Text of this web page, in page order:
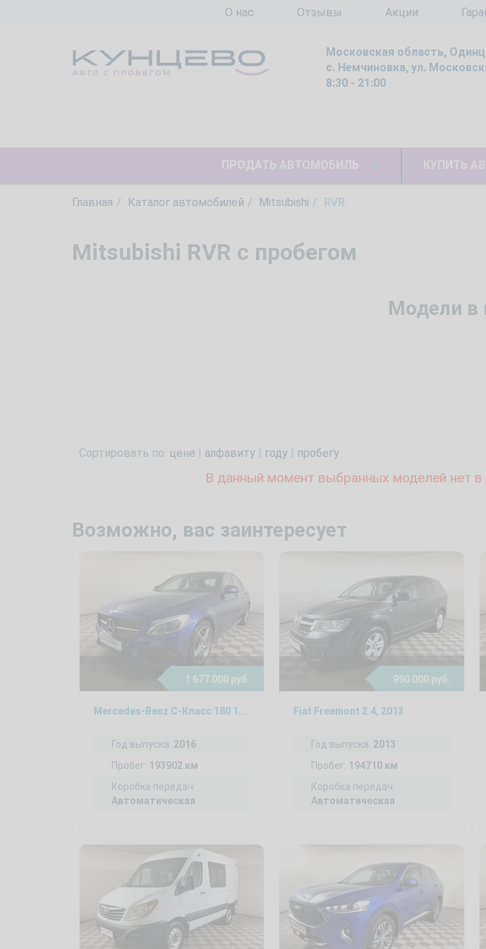
О нас Отзывы Акции
Московская область,
с. Немчиновка, ул.
8:30 - 21:00
ПРОДАТЬ АВТОМОБИЛЬ КУПИТЬ
Главная Каталог автомобилей Mitsubishi RVR
Mitsubishi RVR с пробегом
Модели в
Сортировать по: цене | алфавиту | году | пробегу
В данный момент выбранных моделей нет в
Возможно, вас заинтересует
1 677 000 руб.
Mercedes-Benz C-Класс 180 1.6, 2016
Год выпуска: 2016
Пробег: 193902 км
Коробка передач:
Автоматическая
990 000 руб.
Fiat Freemont 2.4, 2013
Год выпуска: 2013
Пробег: 194710 км
Коробка передач:
Автоматическая